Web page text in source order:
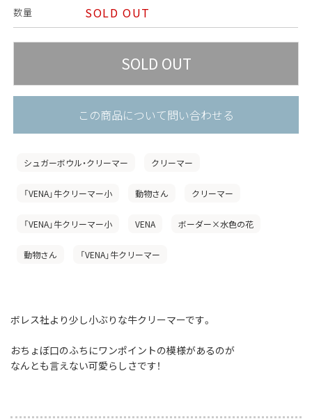
数量 SOLD OUT
この商品について問い合わせる
シュガーボウル・クリーマー クリーマー
「VENA」牛クリーマー小 動物さん クリーマー
「VENA」牛クリーマー小 VENA ボーダー×水色の花
動物さん 「VENA」牛クリーマー
ボレス社より少し小ぶりな牛クリーマーです。
おちょぼ口のふちにワンポイントの模様があるのが
なんとも言えない可愛らしさです！